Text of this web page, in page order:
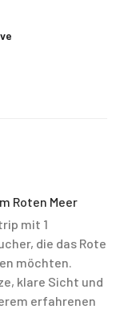
Roten Meer
mit 1
die das Rote
möchten.
klare Sicht und
erfahrenen